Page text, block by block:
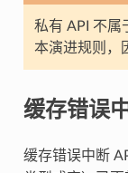
私有 API 不属
本演进规则，
缓存错误
缓存错误中断